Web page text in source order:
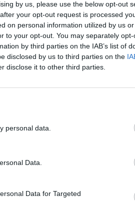
by us, please use the below opt-out
your opt-out request is processed
on personal information utilized by us
to your opt-out. You may separately
by third parties on the IAB’s list of
disclosed by us to third parties on the
disclose it to other third parties.
personal data.
Data.
Data for Targeted
a l’EMD de Bítem
Mas del Bisbe és un element
romànica o una sala
restauració.
Article següent